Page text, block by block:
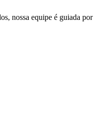
nossa equipe é guiada por